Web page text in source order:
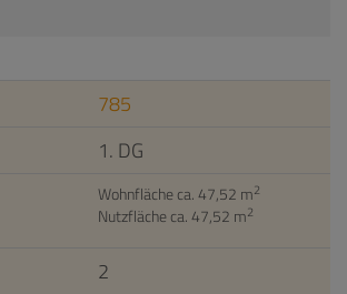
785
1. DG
Wohnfläche ca. 47,52 m2
Nutzfläche ca. 47,52 m2
2